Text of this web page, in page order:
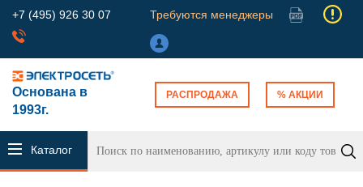
+7 (495) 926 30 07 Требуются менеджеры
Основана в
1993г.
РАСПРОДАЖА % АКЦИИ
Каталог